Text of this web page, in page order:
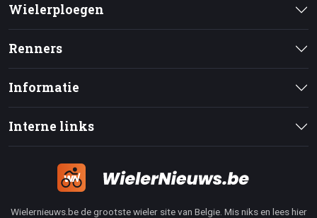
Wielerploegen
Renners
Informatie
Interne links
Wielernieuws.be de grootste wieler site van Belgie. Mis niks en lees hier